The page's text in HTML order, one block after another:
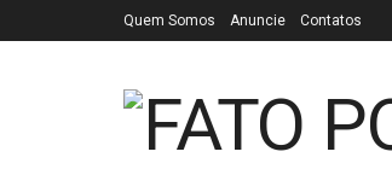
Quem Somos Anuncie Contatos